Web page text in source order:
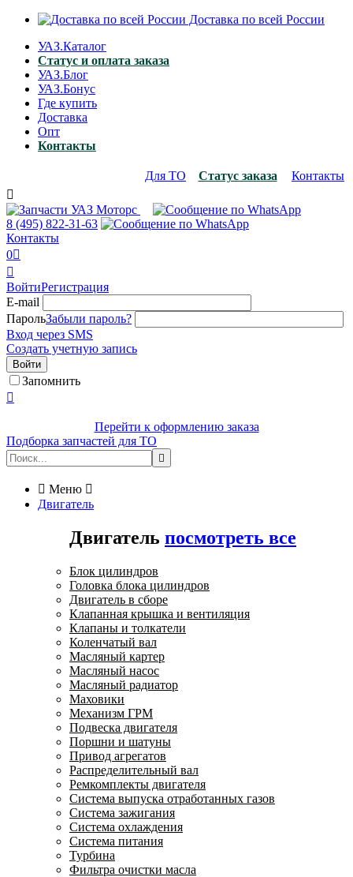
Доставка по всей России
УАЗ.Каталог
Статус и оплата заказа
УАЗ.Блог
УАЗ.Бонус
Где купить
Доставка
Опт
Контакты
Для ТО Статус заказа
Контакты

8 (495) 822-31-63
Контакты
0

ВойтиРегистрация
E-mail
ПарольЗабыли пароль?
Вход через SMS
Создать учетную запись
Войти
Запомнить

Перейти к оформлению заказа
Подборка запчастей для ТО

 Меню 
Двигатель
Двигатель посмотреть все
Блок цилиндров
Головка блока цилиндров
Двигатель в сборе
Клапанная крышка и вентиляция
Клапаны и толкатели
Коленчатый вал
Масляный картер
Масляный насос
Масляный радиатор
Маховики
Механизм ГРМ
Подвеска двигателя
Поршни и шатуны
Привод агрегатов
Распределительный вал
Ремкомплекты двигателя
Система выпуска отработанных газов
Система зажигания
Система охлаждения
Система питания
Турбина
Фильтра очистки масла